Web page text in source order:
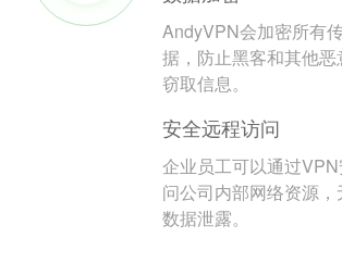
AndyVPN会加密所有
据，防止黑客和其他
窃取信息。
安全远程访问
企业员工可以通过
问公司内部网络资源
数据泄露。